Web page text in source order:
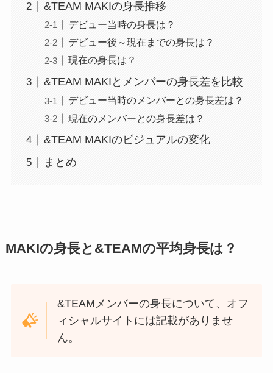
&TEAM MAKIの身長推移
デビュー当時の身長は？
デビュー後～現在までの身長は？
現在の身長は？
&TEAM MAKIとメンバーの身長差を比較
デビュー当時のメンバーとの身長差は？
現在のメンバーとの身長差は？
&TEAM MAKIのビジュアルの変化
まとめ
MAKIの身長と&TEAMの平均身長は？
&TEAMメンバーの身長について、オフ
ィシャルサイトには記載がありませ
ん。